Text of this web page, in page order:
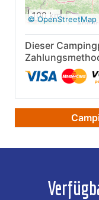
100 km
©
Dieser